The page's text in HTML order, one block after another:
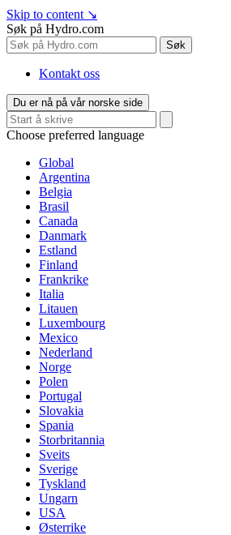
Skip to content ↘
Søk på Hydro.com
Søk
Kontakt oss
Du er nå på vår norske side
Choose preferred language
Global
Argentina
Belgia
Brasil
Canada
Danmark
Estland
Finland
Frankrike
Italia
Litauen
Luxembourg
Mexico
Nederland
Norge
Polen
Portugal
Slovakia
Spania
Storbritannia
Sveits
Sverige
Tyskland
Ungarn
USA
Østerrike